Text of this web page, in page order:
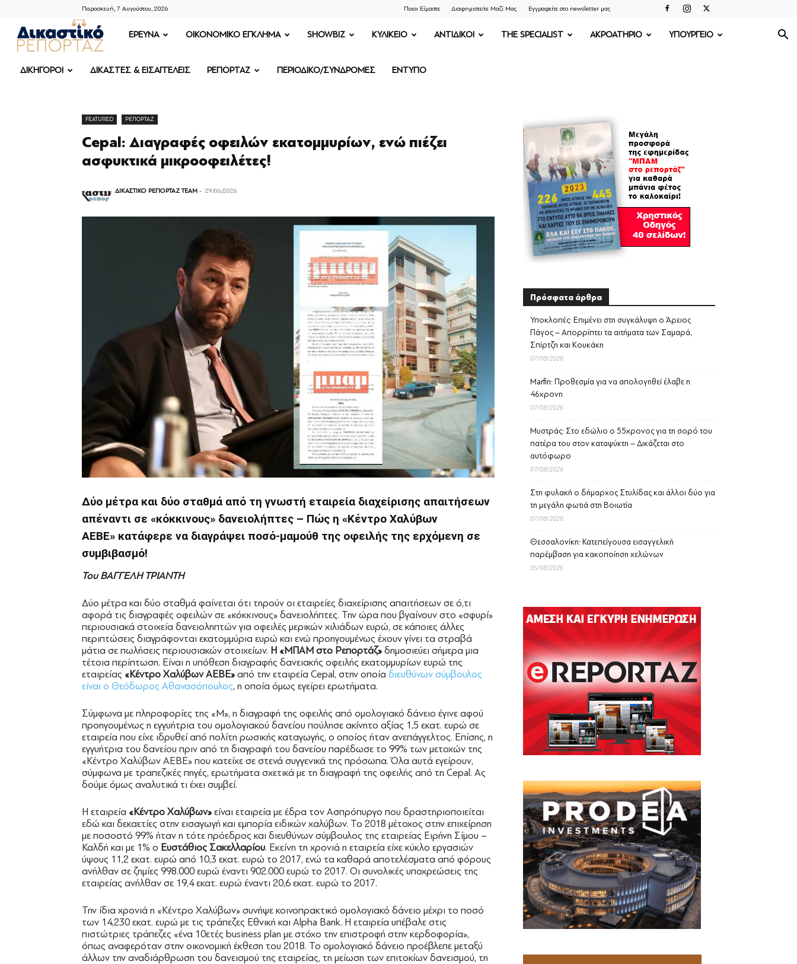
Παρασκευή, 7 Αυγούστου, 2026 Ποιοι Είμαστε Διαφημιστείτε Μαζί Μας Εγγραφείτε στο newsletter μας
ΔΙΚΑΣΤΙΚΟ
ΡΕΠΟΡΤΑΖ
ΕΡΕΥΝΑ OIKONOMIKO ΕΓΚΛΗΜΑ SHOWBIZ ΚΥΛΙΚΕΙΟ ΑΝΤΙΔΙΚΟΙ THE SPECIALIST ΑΚΡΟΑΤΗΡΙΟ ΥΠΟΥΡΓΕΙΟ
ΔΙΚΗΓΟΡΟΙ ΔΙΚΑΣΤΕΣ & ΕΙΣΑΓΓΕΛΕΙΣ ΡΕΠΟΡΤΑΖ ΠΕΡΙΟΔΙΚΟ/ΣΥΝΔΡΟΜΕΣ ΕΝΤΥΠΟ
FEATURED ΡΕΠΟΡΤΑΖ
Cepal: Διαγραφές οφειλών εκατομμυρίων, ενώ πιέζει
ασφυκτικά μικροοφειλέτες!
ΔΙΚΑΣΤΙΚΟ ΡΕΠΟΡΤΑΖ TEAM - 29/06/2026
Δύο μέτρα και δύο σταθμά από τη γνωστή εταιρεία διαχείρισης απαιτήσεων
απέναντι σε «κόκκινους» δανειολήπτες – Πώς η «Κέντρο Χαλύβων
ΑΕΒΕ» κατάφερε να διαγράψει ποσό-μαμούθ της οφειλής της ερχόμενη σε
συμβιβασμό!
ΤουΒΑΓΓΕΛΗ ΤΡΙΑΝΤΗ
Δύο μέτρα και δύο σταθμά φαίνεται ότι τηρούν οι εταιρείες διαχείρισης απαιτήσεων σε ό,τι
αφορά τις διαγραφές οφειλών σε «κόκκινους» δανειολήπτες. Την ώρα που βγαίνουν στο «σφυρί»
περιουσιακά στοιχεία δανειοληπτών για οφειλές μερικών χιλιάδων ευρώ, σε κάποιες άλλες
περιπτώσεις διαγράφονται εκατομμύρια ευρώ και ενώ προηγουμένως έχουν γίνει τα στραβά
μάτια σε πωλήσεις περιουσιακών στοιχείων. Η «ΜΠΑΜ στο Ρεπορτάζ»δημοσιεύει σήμερα μια
τέτοια περίπτωση. Είναι η υπόθεση διαγραφής δανειακής οφειλής εκατομμυρίων ευρώ της
εταιρείας «Κέντρο Χαλύβων ΑΕΒΕ»από την εταιρεία Cepal, στην οποία διευθύνων σύμβουλος
είναι ο Θεόδωρος Αθανασόπουλος, η οποία όμως εγείρει ερωτήματα.
Σύμφωνα με πληροφορίες της «Μ», η διαγραφή της οφειλής από ομολογιακό δάνειο έγινε αφού
προηγουμένως η εγγυήτρια του ομολογιακού δανείου πούλησε ακίνητο αξίας 1,5 εκατ. ευρώ σε
εταιρεία που είχε ιδρυθεί από πολίτη ρωσικής καταγωγής, ο οποίος ήταν ανεπάγγελτος. Επίσης, η
εγγυήτρια του δανείου πριν από τη διαγραφή του δανείου παρέδωσε το 99% των μετοχών της
«Κέντρο Χαλύβων ΑΕΒΕ» που κατείχε σε στενά συγγενικά της πρόσωπα. Όλα αυτά εγείρουν,
σύμφωνα με τραπεζικές πηγές, ερωτήματα σχετικά με τη διαγραφή της οφειλής από τη Cepal. Ας
δούμε όμως αναλυτικά τι έχει συμβεί.
Η εταιρεία «Κέντρο Χαλύβων»είναι εταιρεία με έδρα τον Ασπρόπυργο που δραστηριοποιείται
εδώ και δεκαετίες στην εισαγωγή και εμπορία ειδικών χαλύβων. Το 2018 μέτοχος στην επιχείρηση
με ποσοστό 99% ήταν η τότε πρόεδρος και διευθύνων σύμβουλος της εταιρείας Ειρήνη Σίμου –
Καλδή και με 1% ο Ευστάθιος Σακελλαρίου. Εκείνη τη χρονιά η εταιρεία είχε κύκλο εργασιών
ύψους 11,2 εκατ. ευρώ από 10,3 εκατ. ευρώ το 2017, ενώ τα καθαρά αποτελέσματα από φόρους
ανήλθαν σε ζημίες 998.000 ευρώ έναντι 902.000 ευρώ το 2017. Οι συνολικές υποχρεώσεις της
εταιρείας ανήλθαν σε 19,4 εκατ. ευρώ έναντι 20,6 εκατ. ευρώ το 2017.
Την ίδια χρονιά η «Κέντρο Χαλύβων» συνήψε κοινοπρακτικό ομολογιακό δάνειο μέχρι το ποσό
των 14,230 εκατ. ευρώ με τις τράπεζες Εθνική και Alpha Bank. Η εταιρεία υπέβαλε στις
πιστώτριες τράπεζες «ένα 10ετές business plan με στόχο την επιστροφή στην κερδοφορία»,
όπως αναφερόταν στην οικονομική έκθεση του 2018. Το ομολογιακό δάνειο προέβλεπε μεταξύ
άλλων την αναδιάρθρωση του δανεισμού της εταιρείας, τη μείωση των επιτοκίων δανεισμού, τη
Πρόσφατα άρθρα
Υποκλοπές: Επιμένει στη συγκάλυψη ο Άρειος
Πάγος – Απορρίπτει τα αιτήματα των Σαμαρά,
Σπίρτζη και Κουκάκη
07/08/2026
Marfin: Προθεσμία για να απολογηθεί έλαβε η
46χρονη
07/08/2026
Μυστράς: Στο εδώλιο ο 55χρονος για τη σορό του
πατέρα του στον καταψύκτη – Δικάζεται στο
αυτόφωρο
07/08/2026
Στη φυλακή ο δήμαρχος Στυλίδας και άλλοι δύο για
τη μεγάλη φωτιά στη Βοιωτία
07/08/2026
Θεσσαλονίκη: Κατεπείγουσα εισαγγελική
παρέμβαση για κακοποίηση χελώνων
05/08/2026